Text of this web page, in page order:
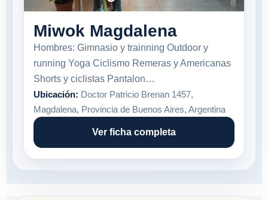
Miwok Magdalena
Hombres: Gimnasio y trainning Outdoor y
running Yoga Ciclismo Remeras y Americanas
Shorts y ciclistas Pantalon…
Ubicación: Doctor Patricio Brenan 1457,
Magdalena, Provincia de Buenos Aires, Argentina
Ver ficha completa